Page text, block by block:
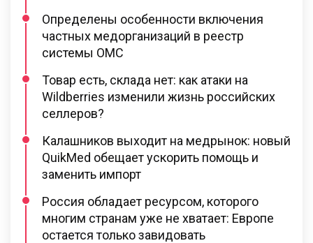
Определены особенности включения
частных медорганизаций в реестр
системы ОМС
Товар есть, склада нет: как атаки на
Wildberries изменили жизнь российских
селлеров?
Калашников выходит на медрынок: новый
QuikMed обещает ускорить помощь и
заменить импорт
Россия обладает ресурсом, которого
многим странам уже не хватает: Европе
остается только завидовать